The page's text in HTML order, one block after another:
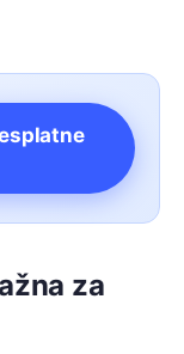
za